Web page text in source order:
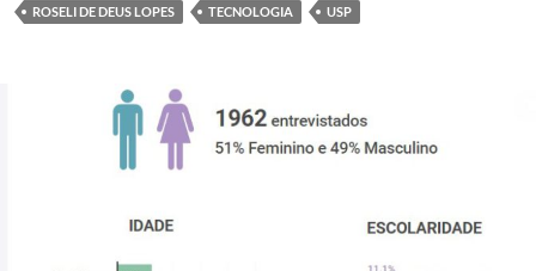
ROSELI DE DEUS LOPES
TECNOLOGIA USP